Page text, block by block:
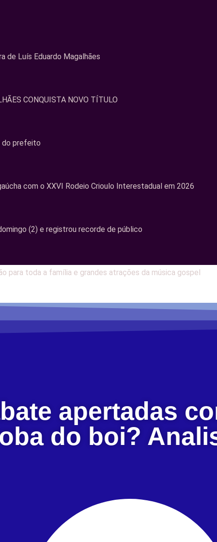
de Luís Eduardo Magalhães
CONQUISTA NOVO TÍTULO
do prefeito
com o XXVI Rodeio Crioulo Interestadual em 2026
(2) e registrou recorde de público
para toda a família e grandes atrações da música gospel
apertadas
do boi?